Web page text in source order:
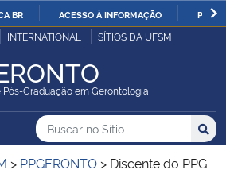
IR
O
BR ACESSO À INFORMAÇÃO
Pública
INTERNATIONAL SÍTIOS DA UFSM
Pós-Graduação em Gerontologia
do Sítio
Busca
Buscar no no Sítio
Busca:
> PPGERONTO > Discente do PPG